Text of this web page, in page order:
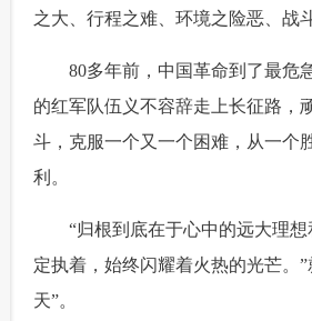
之大、行程之难、环境之险恶、战
80多年前，中国革命到了最危
的红军队伍义不容辞走上长征路，
斗，克服一个又一个困难，从一个
利。
“归根到底在于心中的远大理想
定执着，始终闪耀着火热的光芒。
天”。